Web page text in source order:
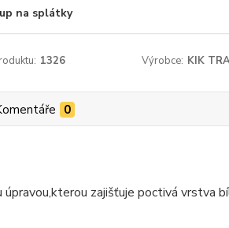
na splátky
1326 Výrobce: KIK
0
zajišťuje poctivá vrstva